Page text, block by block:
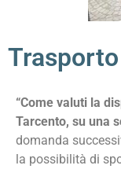
“Come valuti la
Tarcento, su una
domanda
la possibilità di